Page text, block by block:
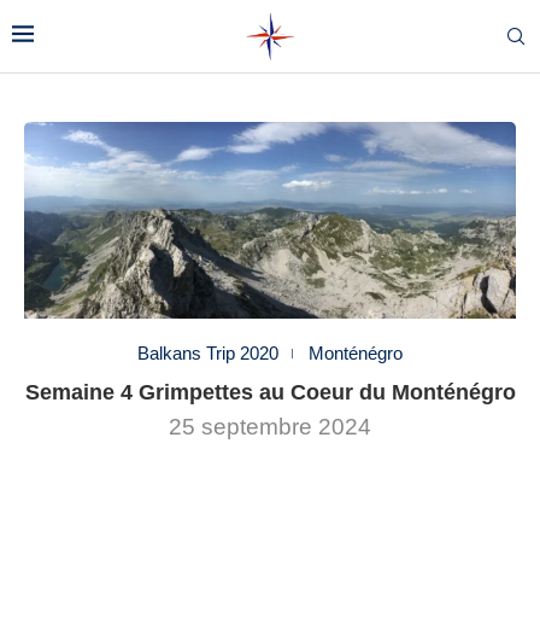
Balkans Trip 2020 Monténégro
Semaine 4 Grimpettes au Coeur du Monténégro
25 septembre 2024